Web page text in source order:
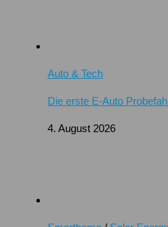
Auto & Tech
Die erste E-Auto
4. August 2026